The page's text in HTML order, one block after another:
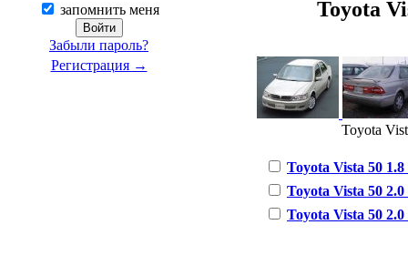
запомнить меня
Забыли пароль?
Регистрация →
Toyota
Toyota
Toyota Vista 50
Toyota Vista 50
Toyota Vista 50